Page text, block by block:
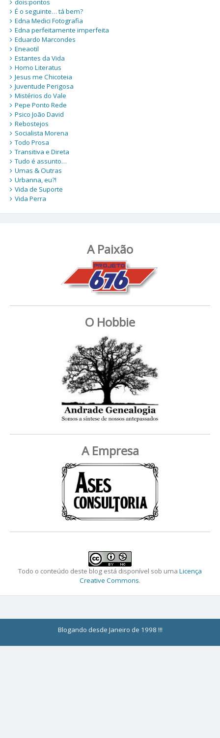
dois:pontos
É o seguinte… tá bem?
Edna Medici Fotografia
Edna perfeitamente imperfeita
Eduardo Marcondes
Eneaotil
Estantes da Vida
Homo Literatus
Jesus me Chicoteia
Juventude Perigosa
Mistérios do Vale
Pepe Ponto Rede
Psico João David
Rebostejos
Socialista Morena
Todo Prosa
Transitiva e Direta
Tudo é assunto…
Umas & Outras
Urbanna, eu?!
Vida de Suporte
Vida Perra
A Paixão
O Hobbie
A Empresa
Todo o conteúdo deste blog está disponível sob uma Licença
Creative Commons.
Blogando desde Janeiro de 1998 !!!